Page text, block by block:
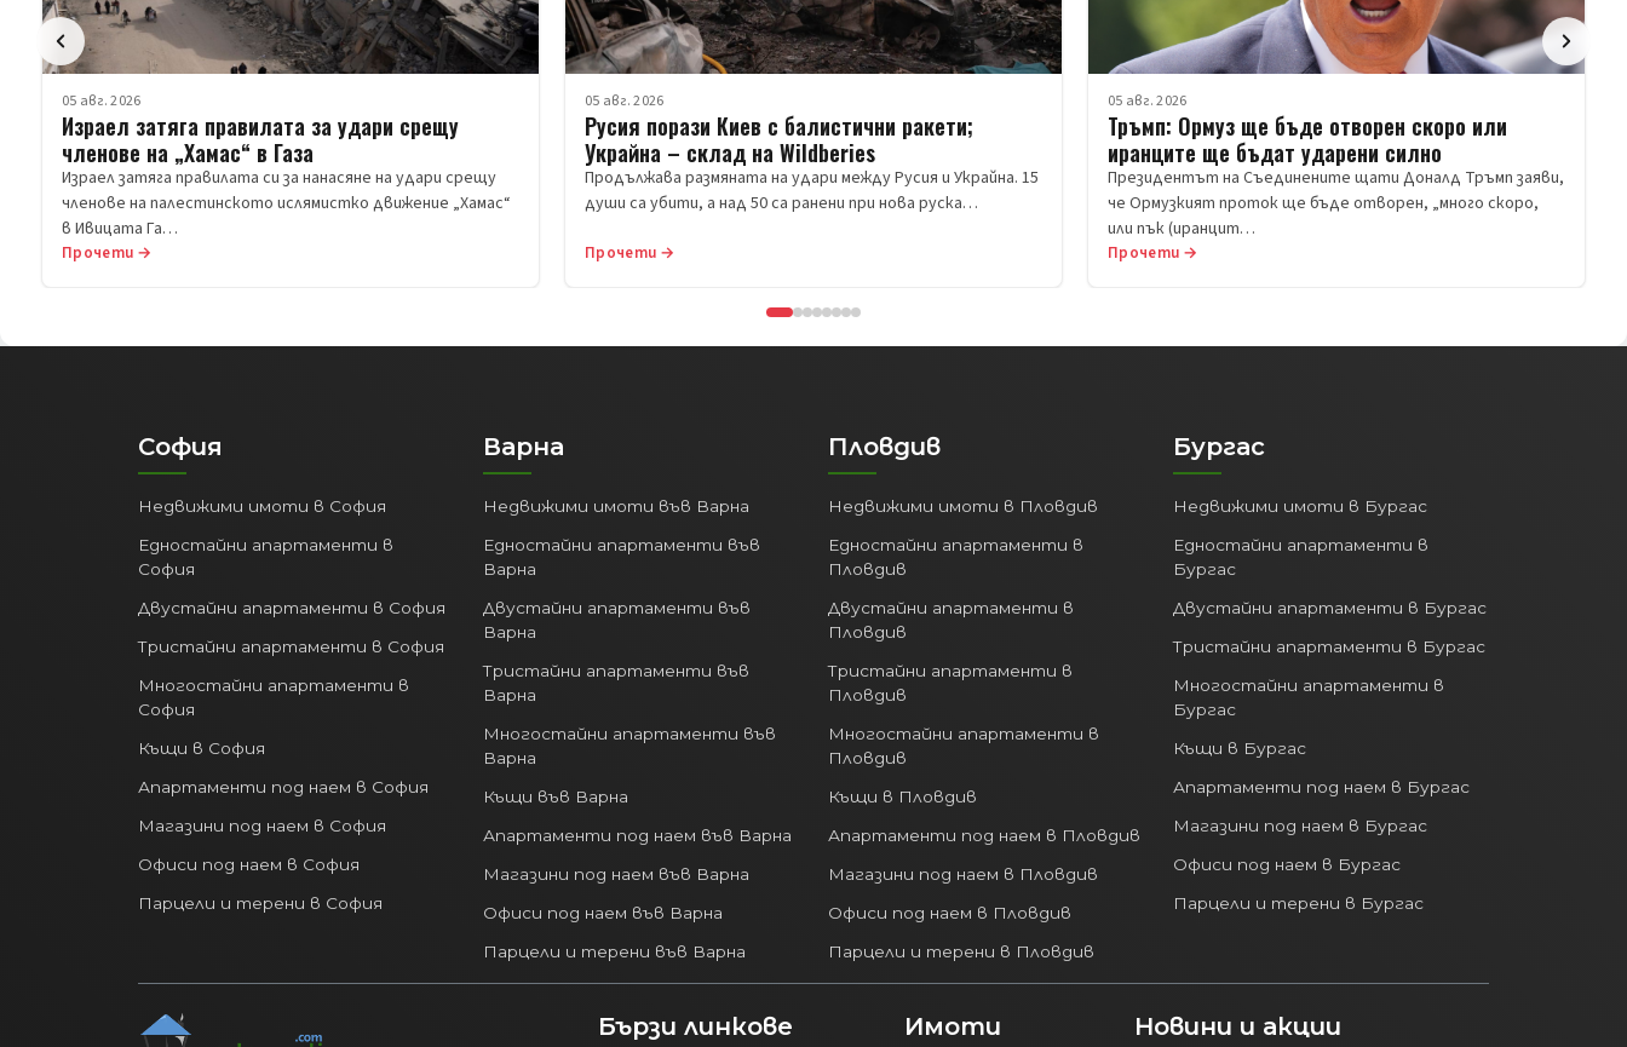
05 авг. 2026
Израел затяга правилата за удари срещу
членове на „Хамас“ в Газа
Израел затяга правилата си за нанасяне на удари срещу
членове на палестинското ислямистко движение „Хамас“
в Ивицата Га…
Прочети →
05 авг. 2026
Русия порази Киев с балистични ракети;
Украйна – склад на Wildberies
Продължава размяната на удари между Русия и Украйна. 15
души са убити, а над 50 са ранени при нова руска…
05 авг. 2026
Тръмп: Ормуз ще бъде отворен скоро или
иранците ще бъдат ударени силно
Президентът на Съединените щати Доналд Тръмп заяви,
че Ормузкият проток ще бъде отворен, „много скоро,
или пък (иранцит…
Прочети →
Едностайни апартаменти в
София
Двустайни апартаменти в София
Тристайни апартаменти в София
Многостайни апартаменти в
София
Къщи в София
Апартаменти под наем в София
Магазини под наем в София
Офиси под наем в София
Парцели и терени в София
Едностайни апартаменти във
Варна
Двустайни апартаменти във
Варна
Тристайни апартаменти във
Варна
Многостайни апартаменти във
Варна
Къщи във Варна
Апартаменти под наем във Варна
Магазини под наем във Варна
Офиси под наем във Варна
Парцели и терени във Варна
Едностайни апартаменти в
Пловдив
Двустайни апартаменти в
Пловдив
Тристайни апартаменти в
Пловдив
Многостайни апартаменти в
Пловдив
Къщи в Пловдив
Апартаменти под наем в Пловдив
Магазини под наем в Пловдив
Офиси под наем в Пловдив
Парцели и терени в Пловдив
Едностайни апартаменти в
Бургас
Двустайни апартаменти в Бургас
Тристайни апартаменти в Бургас
Многостайни апартаменти в
Бургас
Къщи в Бургас
Апартаменти под наем в Бургас
Магазини под наем в Бургас
Офиси под наем в Бургас
Парцели и терени в Бургас